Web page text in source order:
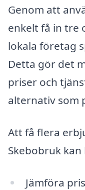
Genom att
enkelt få in tre
lokala företag
Detta gör det
priser och
alternativ som
Att få flera
Skebobruk
Jämföra